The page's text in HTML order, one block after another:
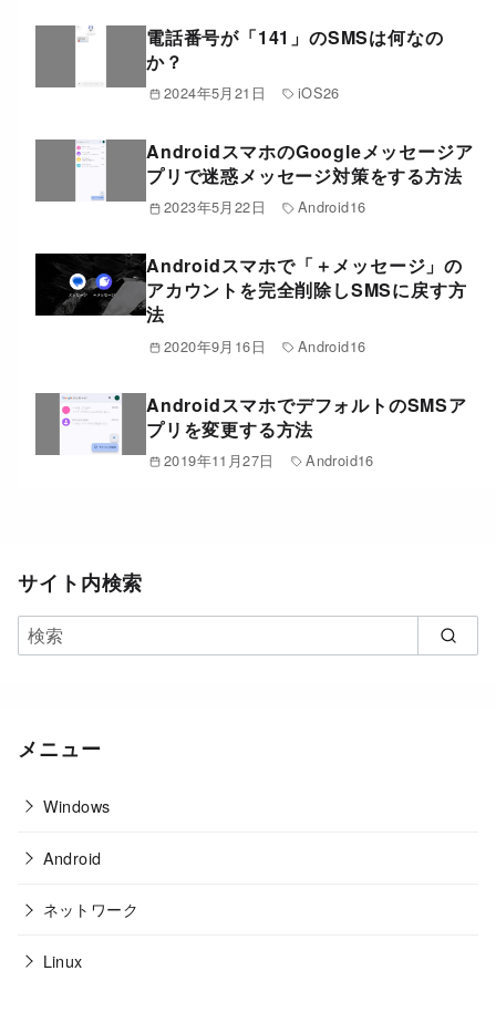
電話番号が「141」のSMSは何なの
か？
2024年5月21日 iOS26
AndroidスマホのGoogleメッセージア
プリで迷惑メッセージ対策をする方法
2023年5月22日 Android16
Androidスマホで「＋メッセージ」の
アカウントを完全削除しSMSに戻す方
法
2020年9月16日 Android16
AndroidスマホでデフォルトのSMSア
プリを変更する方法
2019年11月27日 Android16
サイト内検索
メニュー
Windows
Android
ネットワーク
Linux